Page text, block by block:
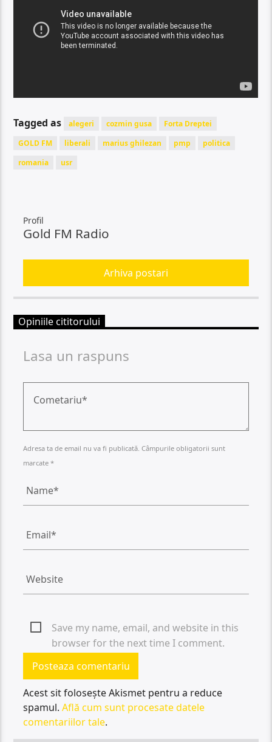
Tagged as alegeri cozmin gusa
Forta Dreptei
GOLD FM
liberali marius ghilezan pmp
politica
romania
usr
Profil
Gold FM Radio
Arhiva postari
Opiniile cititorului
Lasa un raspuns
Adresa ta de email nu va fi publicată. Câmpurile obligatorii sunt
marcate *
Save my name, email, and website in this
browser for the next time I comment.
Acest sit folosește Akismet pentru a reduce
spamul.Află cum sunt procesate datele
comentariilor tale.